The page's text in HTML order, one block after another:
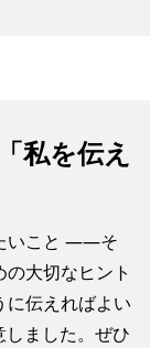
私を伝え
いこと ――そ
大切なヒント
に伝えればよい
ました。ぜひ